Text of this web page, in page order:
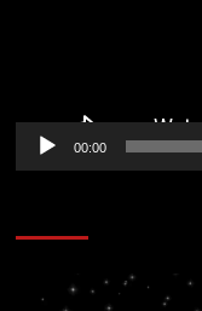
00:00
Reproductor